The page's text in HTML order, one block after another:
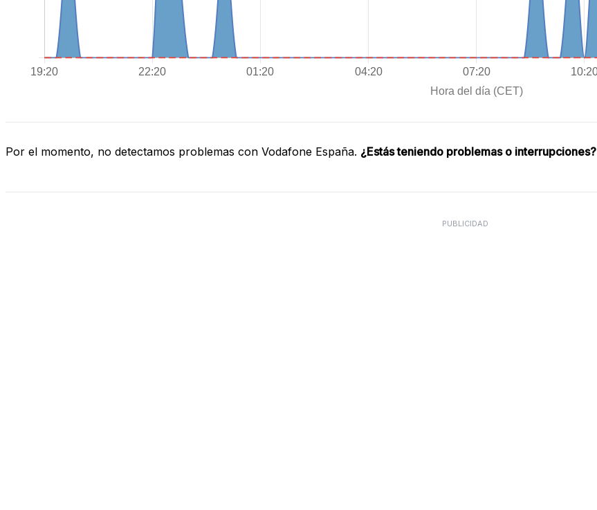
Por el momento, no detectamos problemas con Vodafone España. ¿Estás teniendo problemas o interrupciones?
PUBLICIDAD